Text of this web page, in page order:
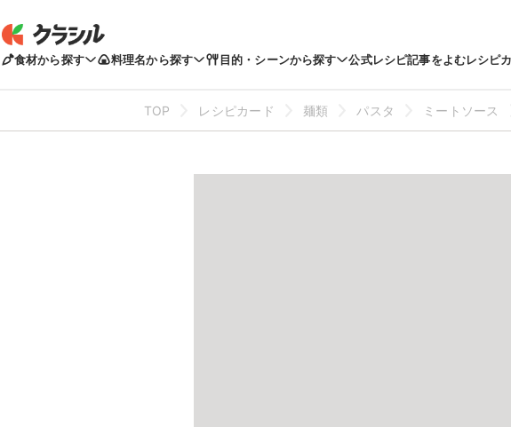
食材から探す 料理名から探す 目的・シーンから探す 公式レシピ記事をよむレシピ
TOP レシピカード 麺類 パスタ ミートソース